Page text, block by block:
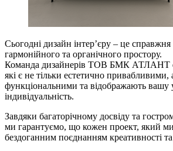
Сьогодні дизайн інтерʼєру – це справжня
гармонійного та органічного простору.
Команда дизайнерів ТОВ БМК АТЛАНТ
які є не тільки естетично привабливими,
функціональними та відображають вашу
індивідуальність.
Завдяки багаторічному досвіду та
ми гарантуємо, що кожен проект, який
бездоганним поєднанням креативності